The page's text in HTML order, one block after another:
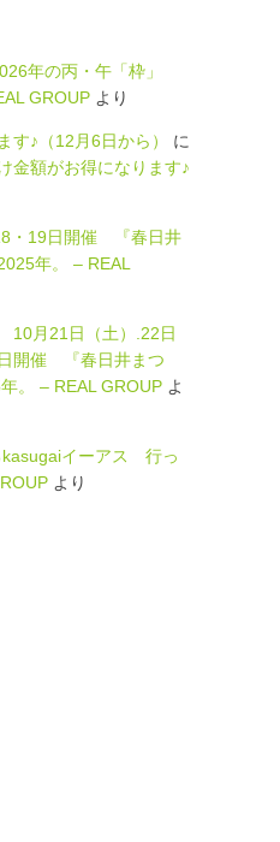
年の丙・午「枠」
GROUP より
す♪（12月6日から）
に
金額がお得になります♪
・19日開催 『春日井
年。 – REAL
10月21日（土）.22日
開催 『春日井まつ
。 – REAL GROUP よ
kasugaiイーアス 行っ
より